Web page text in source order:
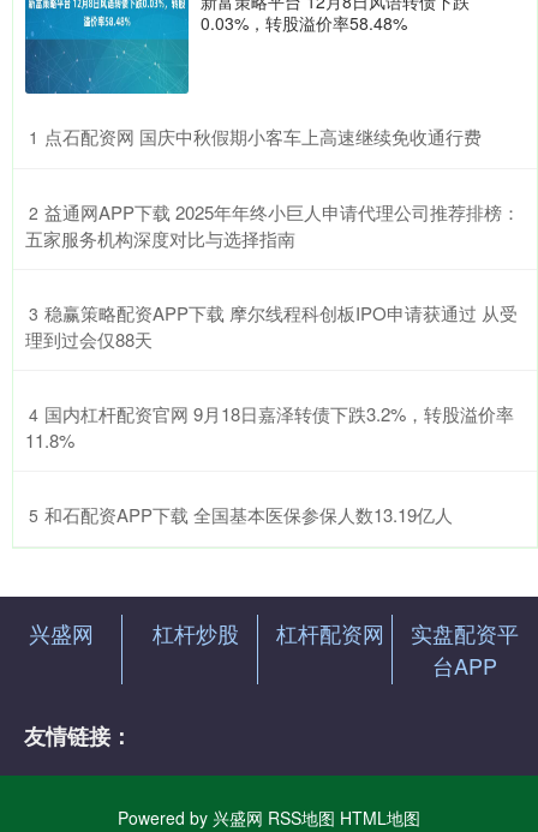
0.03%，转股溢价率58.48%
1 ​点石配资网 国庆中秋假期小客车上高速继续免收通行费
2 ​益通网APP下载 2025年年终小巨人申请代理公司推荐排榜：
五家服务机构深度对比与选择指南
3 ​稳赢策略配资APP下载 摩尔线程科创板IPO申请获通过 从受
理到过会仅88天
4 ​国内杠杆配资官网 9月18日嘉泽转债下跌3.2%，转股溢价率
11.8%
5 ​和石配资APP下载 全国基本医保参保人数13.19亿人
兴盛网 杠杆炒股 杠杆配资网
实盘配资平
台APP
友情链接：
Powered by 兴盛网 RSS地图 HTML地图